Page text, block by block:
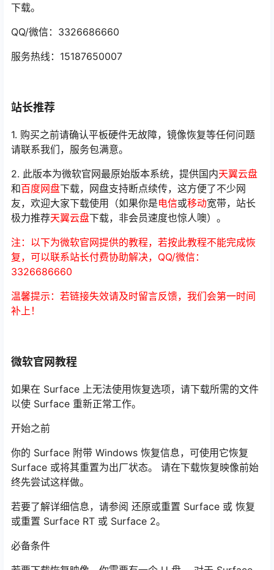
下载。
QQ/微信：3326686660
服务热线：15187650007
站长推荐
1. 购买之前请确认平板硬件无故障，镜像恢复等任何问题
请联系我们，服务包满意。
2. 此版本为微软官网最原始版本系统，提供国内天翼云盘
和百度网盘下载，网盘支持断点续传，这方便了不少网
友，欢迎大家下载使用（如果你是电信或移动宽带，站长
极力推荐天翼云盘下载，非会员速度也惊人噢）。
注：以下为微软官网提供的教程，若按此教程不能完成恢
复，可以联系站长付费协助解决，QQ/微信：
3326686660
温馨提示：若链接失效请及时留言反馈，我们会第一时间
补上！
微软官网教程
如果在 Surface 上无法使用恢复选项，请下载所需的文件
以使 Surface 重新正常工作。
开始之前
你的 Surface 附带 Windows 恢复信息，可使用它恢复
Surface 或将其重置为出厂状态。 请在下载恢复映像前始
终先尝试这样做。
若要了解详细信息，请参阅 还原或重置 Surface 或 恢复
或重置 Surface RT 或 Surface 2。
必备条件